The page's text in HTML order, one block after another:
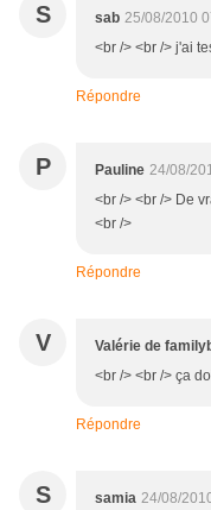
S sab 25/08/2010
<br /> <br /> j'ai
Répondre
P Pauline 24/08/
<br /> <br /> De
<br />
Répondre
V Valérie de
<br /> <br /> ça
Répondre
S samia 24/08/